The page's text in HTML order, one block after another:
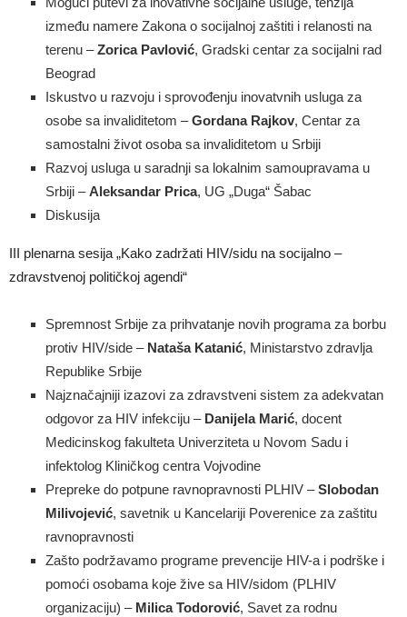
između namere Zakona o socijalnoj zaštiti i relanosti na
terenu –Zorica Pavlović, Gradski centar za socijalni rad
Beograd
Iskustvo u razvoju i sprovođenju inovatvnih usluga za
osobe sa invaliditetom –Gordana Rajkov, Centar za
samostalni život osoba sa invaliditetom u Srbiji
Razvoj usluga u saradnji sa lokalnim samoupravama u
Srbiji –Aleksandar Prica, UG „Duga“ Šabac
Diskusija
III plenarna sesija „Kako zadržati HIV/sidu na socijalno –
zdravstvenoj političkoj agendi“
Spremnost Srbije za prihvatanje novih programa za borbu
protiv HIV/side – Nataša Katanić, Ministarstvo zdravlja
Republike Srbije
Najznačajniji izazovi za zdravstveni sistem za adekvatan
odgovor za HIV infekciju – Danijela Marić, docent
Medicinskog fakulteta Univerziteta u Novom Sadu i
infektolog Kliničkog centra Vojvodine
Prepreke do potpune ravnopravnosti PLHIV –Slobodan
Milivojević, savetnik u Kancelariji Poverenice za zaštitu
ravnopravnosti
Zašto podržavamo programe prevencije HIV-a i podrške i
pomoći osobama koje žive sa HIV/sidom (PLHIV
organizaciju) – Milica Todorović, Savet za rodnu